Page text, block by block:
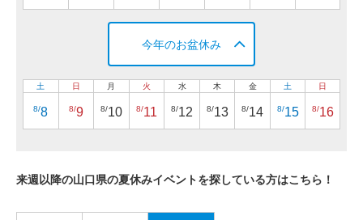
今年のお盆休み
土
8/8
日
8/9
月
8/10
火
8/11
水
8/12
木
8/13
金
8/14
土
8/15
日
8/16
来週以降の山口県の夏休みイベントを探している方はこちら！